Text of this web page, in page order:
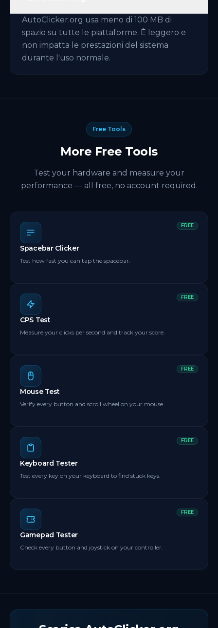
AutoClicker.org usa meno di 100 MB di
spazio su tutte le piattaforme. È leggero e
non impatta le prestazioni del sistema
durante l'uso normale.
Free Tools
More Free Tools
Test your hardware and measure your
performance — all free, no account required.
FREE
Spacebar Clicker
Test how fast you can tap the spacebar.
FREE
CPS Test
Measure your clicks per second and track your score.
FREE
Mouse Test
Verify every button and scroll wheel on your mouse.
FREE
Keyboard Tester
Test every key on your keyboard to find stuck keys.
FREE
Gamepad Tester
Check every button and joystick on your controller.